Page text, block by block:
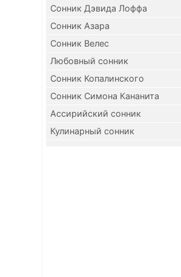
Сонник Дэвида Лоффа
Сонник Азара
Сонник Велес
Любовный сонник
Сонник Копалинского
Сонник Симона Кананита
Ассирийский сонник
Кулинарный сонник